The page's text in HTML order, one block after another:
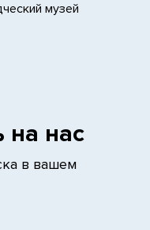
музей
на нас
в вашем